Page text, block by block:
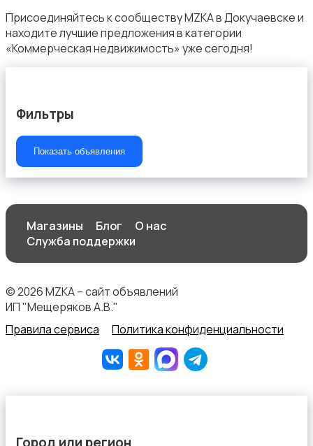
Присоединяйтесь к сообществу MZKA в Докучаевске и
находите лучшие предложения в категории
«Коммерческая недвижимость» уже сегодня!
Фильтры
Показать объявления
Магазины Блог
О нас
Служба поддержки
© 2026 MZKA – сайт объявлений
ИП "Мещеряков А.В."
Правила сервиса
Политика конфиденциальности